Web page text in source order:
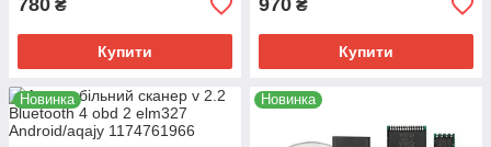
780 ₴
Купити
970 ₴
Купити
Новинка Новинка